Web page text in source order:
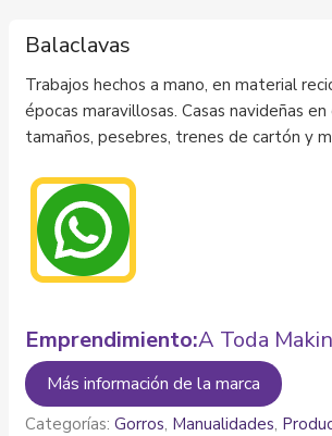
Balaclavas
Trabajos hechos a mano, en material
épocas maravillosas. Casas navideñas
tamaños, pesebres, trenes de cartón y
Emprendimiento:A Toda
Más información de la marca
Categorías: Gorros, Manualidades,